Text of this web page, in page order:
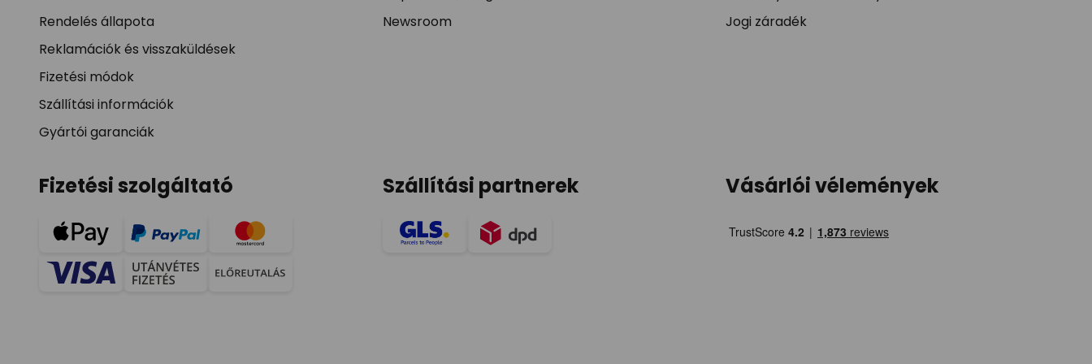
Rendelés állapota
Reklamációk és visszaküldések
Fizetési módok
Szállítási információk
Gyártói garanciák
Newsroom
Jogi záradék
Fizetési szolgáltató Szállítási partnerek Vásárlói vélemények